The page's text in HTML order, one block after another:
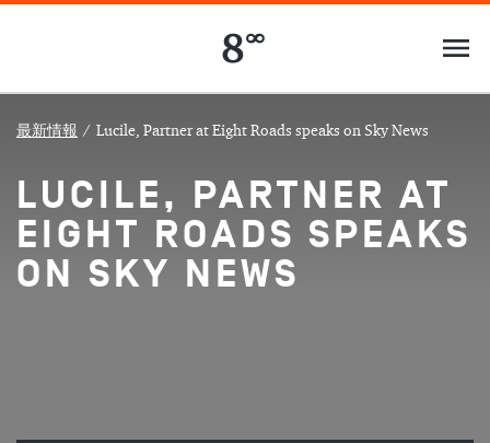
最新情報 / Lucile, Partner at Eight Roads speaks on Sky News
LUCILE, PARTNER AT
EIGHT ROADS SPEAKS
ON SKY NEWS